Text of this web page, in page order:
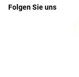
Folgen Sie uns